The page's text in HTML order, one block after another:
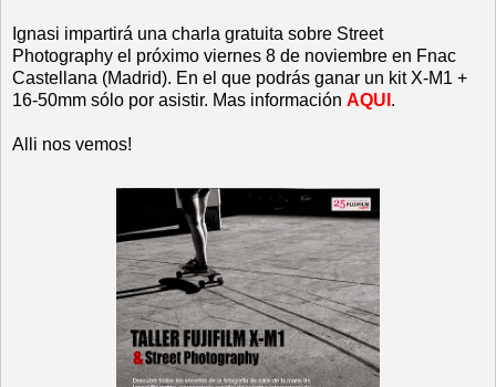
Ignasi impartirá una charla gratuita sobre Street
Photography el próximo viernes 8 de noviembre en Fnac
Castellana (Madrid). En el que podrás ganar un kit X-M1 +
16-50mm sólo por asistir. Mas información AQUI .
Alli nos vemos!